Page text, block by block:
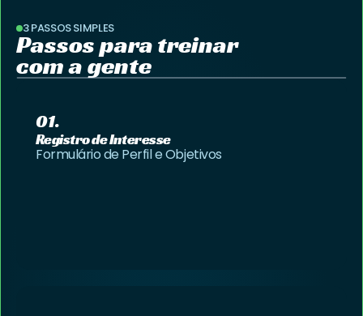
3 PASSOS SIMPLES
Passos para treinar
com a gente
01.
Registro de Interesse
Formulário de Perfil e Objetivos